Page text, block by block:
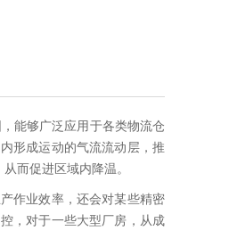
能够广泛应用于各类物流仓
形成运动的气流流动层，推
而促进区域内降温。
作业效率，还会对某些精密
，对于一些大型厂房，从成